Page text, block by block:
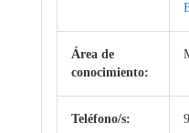
Área de
conocimiento:
Teléfono/s: